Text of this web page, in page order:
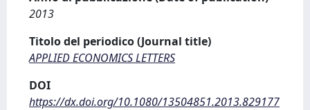
2013
Titolo del periodico (Journal title)
APPLIED ECONOMICS LETTERS
DOI
https://dx.doi.org/10.1080/13504851.2013.829177